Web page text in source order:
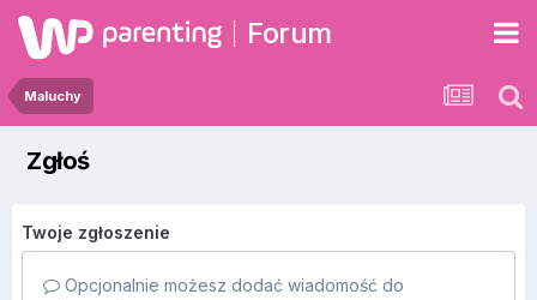
Forum
Maluchy
Zgłoś
Twoje zgłoszenie
Opcjonalnie możesz dodać wiadomość do